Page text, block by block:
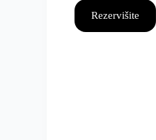
Rezervišite